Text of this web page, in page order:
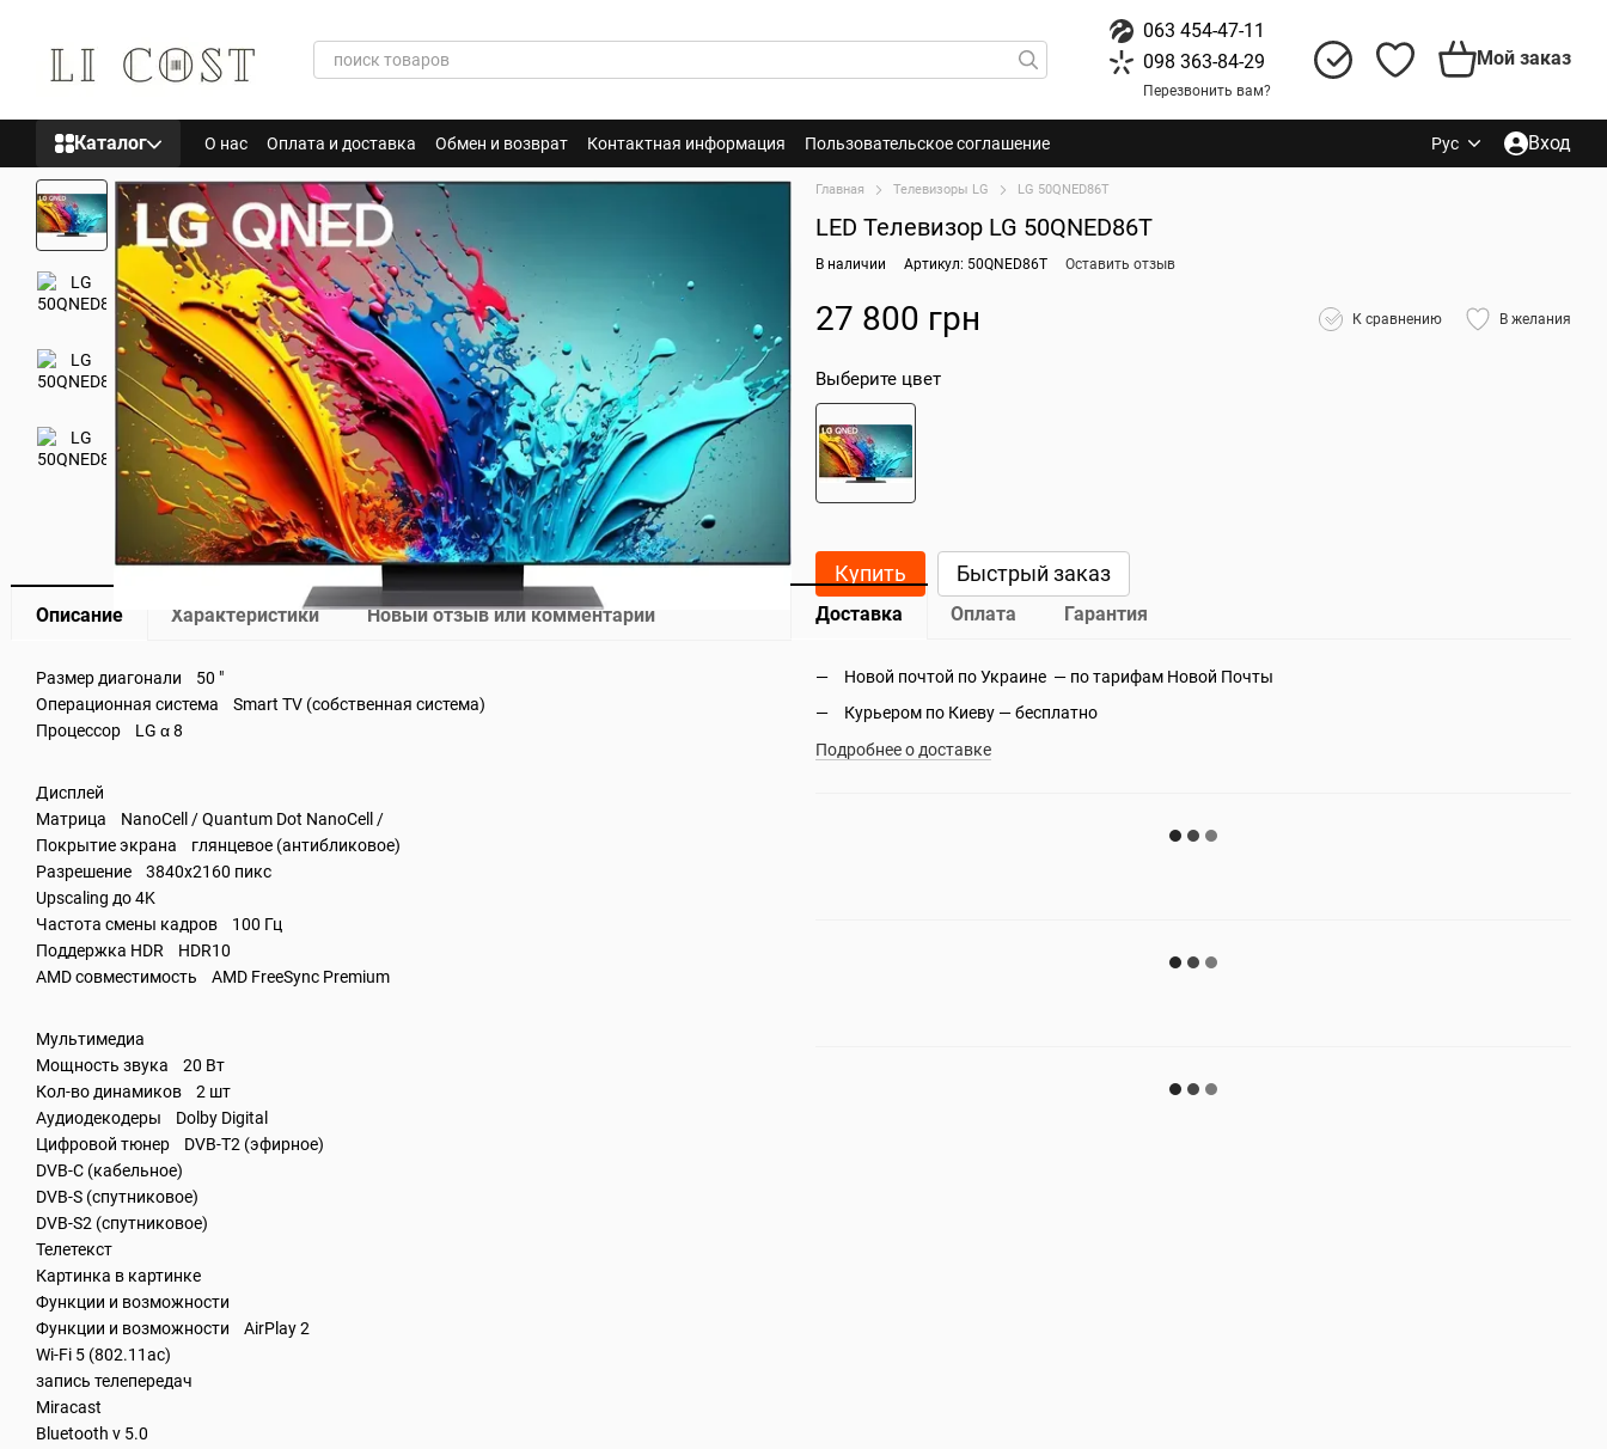
063 454-47-11
098 363-84-29
Перезвонить вам?
Мой заказ
Каталог О нас Оплата и доставка Обмен и возврат Контактная информация Пользовательское соглашение Рус Вход
Описание Характеристики Новый отзыв или комментарий
Размер диагонали 50 "
Операционная система Smart TV (собственная система)
Процессор LG α 8
Дисплей
Матрица NanoCell / Quantum Dot NanoCell /
Покрытие экрана глянцевое (антибликовое)
Разрешение 3840x2160 пикс
Upscaling до 4K
Частота смены кадров 100 Гц
Поддержка HDR HDR10
AMD совместимость AMD FreeSync Premium
Мультимедиа
Мощность звука 20 Вт
Кол-во динамиков 2 шт
Аудиодекодеры Dolby Digital
Цифровой тюнер DVB-T2 (эфирное)
DVB-C (кабельное)
DVB-S (спутниковое)
DVB-S2 (спутниковое)
Телетекст
Картинка в картинке
Функции и возможности
Функции и возможности AirPlay 2
Wi-Fi 5 (802.11ac)
запись телепередач
Miracast
Bluetooth v 5.0
Главная Телевизоры LG LG 50QNED86T
LED Телевизор LG 50QNED86T
В наличии Артикул: 50QNED86T Оставить отзыв
27 800 грн К сравнению В желания
Выберите цвет
Купить Быстрый заказ
Доставка Оплата Гарантия
Новой почтой по Украине — по тарифам Новой Почты
Курьером по Киеву — бесплатно
Подробнее о доставке